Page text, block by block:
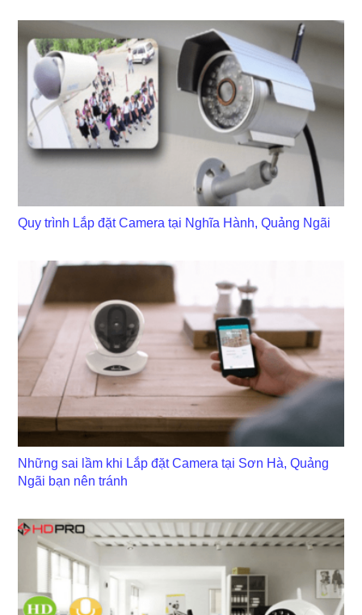
Quy trình Lắp đặt Camera tại Nghĩa Hành, Quảng Ngãi
Những sai lầm khi Lắp đặt Camera tại Sơn Hà, Quảng
Ngãi bạn nên tránh